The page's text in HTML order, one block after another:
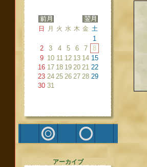
日 月 火 水 木 金 土
1
2
3 4 5 6 7
8
9 10 11 12 13 14 15
16 17 18 19 20 21 22
23 24 25 26 27 28 29
30 31
アーカイブ